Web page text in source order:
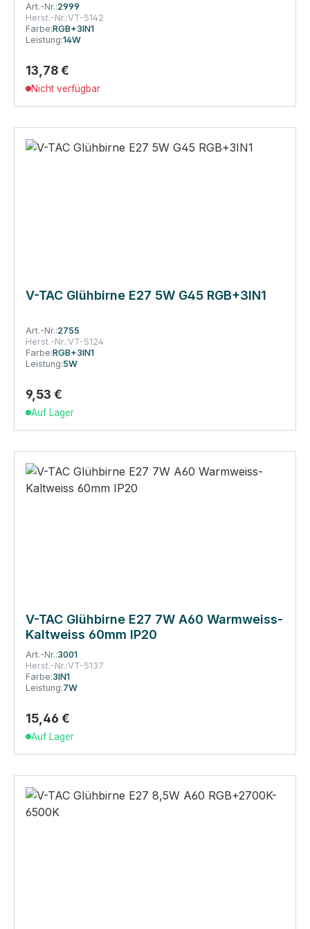
Art.-Nr.:2999
Herst.-Nr.:VT-5142
Farbe:RGB+3IN1
Leistung:14W
Regulärer Preis:
13,78 €
Nicht verfügbar
V-TAC Glühbirne E27 5W G45 RGB+3IN1
Art.-Nr.:2755
Herst.-Nr.:VT-5124
Farbe:RGB+3IN1
Leistung:5W
Regulärer Preis:
9,53 €
Auf Lager
V-TAC Glühbirne E27 7W A60 Warmweiss-
Kaltweiss 60mm IP20
Art.-Nr.:3001
Herst.-Nr.:VT-5137
Farbe:3IN1
Leistung:7W
Regulärer Preis:
15,46 €
Auf Lager